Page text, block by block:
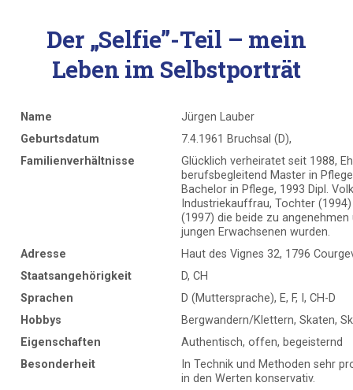
Der „Selfie”-Teil – mein
Leben im Selbstporträt
Name
Jürgen Lauber
Geburtsdatum
7.4.1961 Bruchsal (D),
Familienverhältnisse
Glücklich verheiratet seit 1988,
berufsbegleitend Master in
Bachelor in Pflege, 1993 Dipl.
Industriekauffrau, Tochter
(1997) die beide zu
jungen Erwachsenen wurden.
Adresse
Haut des Vignes 32, 1796
Staatsangehörigkeit
D, CH
Sprachen
D (Muttersprache), E, F, I, CH-D
Hobbys
Bergwandern/Klettern, Skaten,
Eigenschaften
Authentisch, offen, begeisternd
Besonderheit
In Technik und Methoden sehr
in den Werten konservativ.